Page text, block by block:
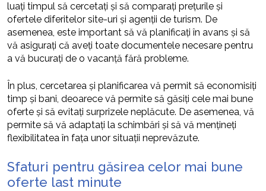
luați timpul să cercetați și să comparați prețurile și
ofertele diferitelor site-uri și agenții de turism. De
asemenea, este important să vă planificați în avans și să
vă asigurați că aveți toate documentele necesare pentru
a vă bucurați de o vacanță fără probleme.
În plus, cercetarea și planificarea vă permit să economisiți
timp și bani, deoarece vă permite să găsiți cele mai bune
oferte și să evitați surprizele neplăcute. De asemenea, vă
permite să vă adaptați la schimbări și să vă mențineți
flexibilitatea în fața unor situații neprevăzute.
Sfaturi pentru găsirea celor mai bune
oferte last minute